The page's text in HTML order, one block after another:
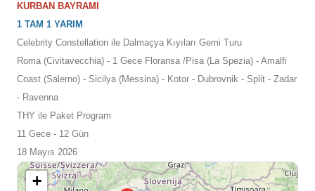
KURBAN BAYRAMI
1 TAM 1 YARIM
Celebrity Constellation ile Dalmaçya Kıyıları Gemi Turu
Roma (Civitavecchia) - 1 Gece Floransa /Pisa (La Spezia) - Amalfi
Coast (Salerno) - Sicilya (Messina) - Kotor - Dubrovnik - Split - Zadar
- Ravenna
THY ile Paket Program
11 Gece - 12 Gün
18 Mayıs 2026
+